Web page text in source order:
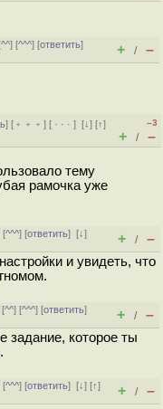
^^] [^^^] [ответить]
+ / –
] [ ﹢﹢﹢] [ · · ·][↓] [↑]
–3
+ / –
тему
рамочка уже
[^^^] [ответить][↓]
+ / –
и увидеть, что
[^^] [^^^] [ответить]
+ / –
задание, которое ты
[^^^] [ответить][↓] [↑]
+ / –